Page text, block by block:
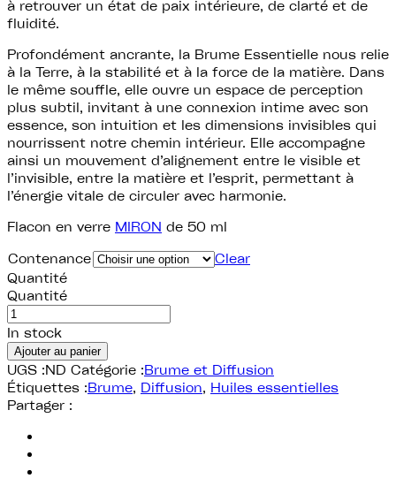
à retrouver un état de paix intérieure, de clarté et de
fluidité.
Profondément ancrante, la Brume Essentielle nous relie
à la Terre, à la stabilité et à la force de la matière. Dans
le même souffle, elle ouvre un espace de perception
plus subtil, invitant à une connexion intime avec son
essence, son intuition et les dimensions invisibles qui
nourrissent notre chemin intérieur. Elle accompagne
ainsi un mouvement d’alignement entre le visible et
l’invisible, entre la matière et l’esprit, permettant à
l’énergie vitale de circuler avec harmonie.
Flacon en verre MIRON de 50 ml
Contenance
Clear
Quantité
Quantité
In stock
Ajouter au panier
UGS :ND Catégorie :Brume et Diffusion
Étiquettes :Brume, Diffusion, Huiles essentielles
Partager :